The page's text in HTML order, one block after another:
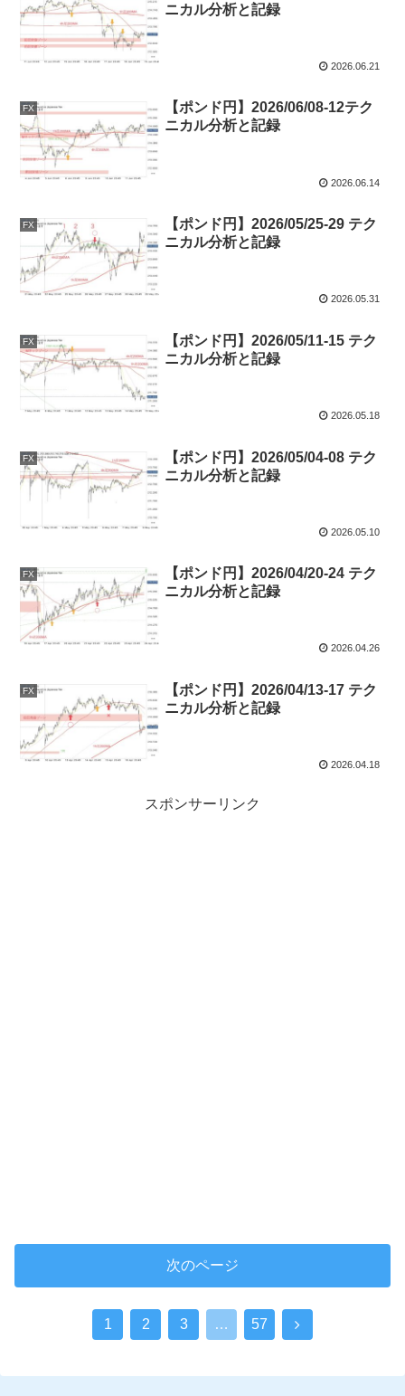
ニカル分析と記録
2026.06.21
FX
【ポンド円】2026/06/08-12テク
ニカル分析と記録
2026.06.14
FX
【ポンド円】2026/05/25-29 テク
ニカル分析と記録
2026.05.31
FX
【ポンド円】2026/05/11-15 テク
ニカル分析と記録
2026.05.18
FX
【ポンド円】2026/05/04-08 テク
ニカル分析と記録
2026.05.10
FX
【ポンド円】2026/04/20-24 テク
ニカル分析と記録
2026.04.26
FX
【ポンド円】2026/04/13-17 テク
ニカル分析と記録
2026.04.18
スポンサーリンク
次のページ
1 2 3 … 57